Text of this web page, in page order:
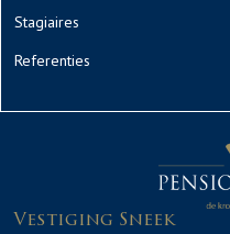
Stagiaires
Referenties
Vestiging Sneek